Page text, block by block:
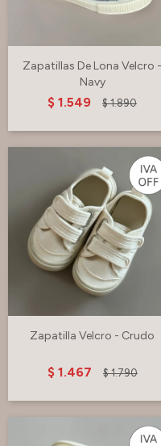
Zapatillas De Lona Velcro -
Navy
$ 1.549 $ 1.890
Zapatilla Velcro - Crudo
$ 1.467 $ 1.790